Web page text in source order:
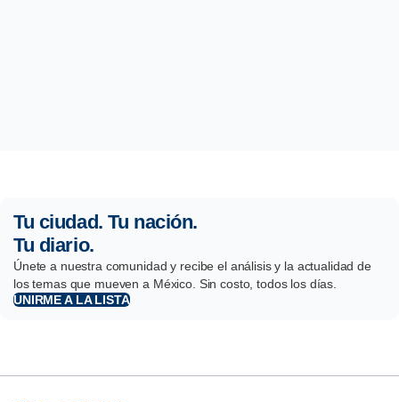
Tu ciudad. Tu nación.
Tu diario.
Únete a nuestra comunidad y recibe el análisis y la actualidad de
los temas que mueven a México. Sin costo, todos los días.
UNIRME A LA LISTA